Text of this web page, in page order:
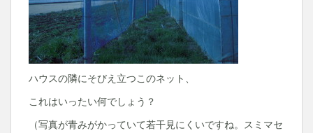
ハウスの隣にそびえ立つこのネット、
これはいったい何でしょう？
（写真が青みがかっていて若干見にくいですね。スミマセ